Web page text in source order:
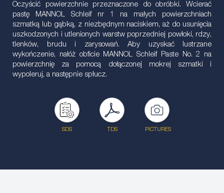
Oczyścić powierzchnie przeznaczone do obróbki. Wcierać
pastę MANNOL Schleif nr 1 na małych powierzchniach
szmatką lub gąbką, z niezbędnym naciskiem, aż do usunięcia
uszkodzonych i utlenionych warstw poprzedniej powłoki, rdzy,
tlenków, brudu i zarysowań. Aby uzyskać lustrzane
wykończenie, nałóż obficie MANNOL Schleif Paste No. 2 na
powierzchnię za pomocą dołączonej mokrej szmatki i
wypoleruj, a następnie spłucz.
SDS TDS PICTURES